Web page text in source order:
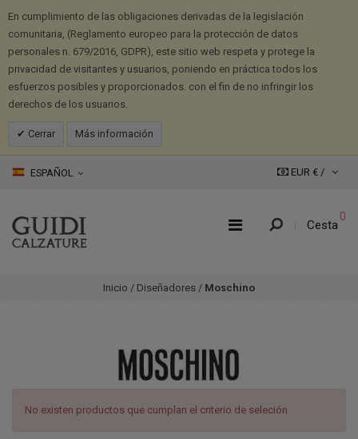
En cumplimiento de las obligaciones derivadas de la legislación
comunitaria, (Reglamento europeo para la protección de datos
personales n. 679/2016, GDPR), este sitio web respeta y protege la
privacidad de visitantes y usuarios, poniendo en práctica todos los
esfuerzos posibles y proporcionados. con el fin de no infringir los
derechos de los usuarios.
Cerrar Más información
ESPAÑOL EUR € /
Cesta
0
Inicio / Diseñadores / Moschino
No existen productos que cumplan el criterio de seleción